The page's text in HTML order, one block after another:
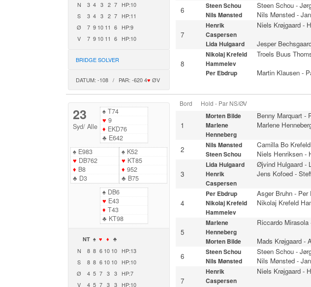
N 3 4 3 2 7
HP:10
S
3 4 3 2 7
HP:11
Ø
7 9 10 11 6
HP:9
V
7 9 10 11 6 HP:10
BRIDGE SOLVER
DATUM: -108 / PAR: -620 4♥ ØV
6 Steen Schou Steen Schou-
Nils Mønsted Nils Mønsted-
7
Henrik
Caspersen
Niels Krøjgaard-
Lida Hulgaard Jesper
8
Nikolaj Krefeld
Hammelev
Troels Buus
Per Ebdrup Martin Klausen-
23
Syd/Alle
♠T74
♥ 9
♦ EKD76
♣ E642
♠ E983
♥ DB762
♦ B8
♣ D3
♠K52
♥ KT85
♦ 952
♣ B75
♠DB6
♥ E43
♦ T43
♣ KT98
NT ♠ ♥ ♦ ♣
N 8 8 6 10 10
HP:13
S
8 8 6 10 10
HP:10
Ø
4 5 7 3 3
HP:7
V
4 5 7 3 3 HP:10
Bord Hold - Par NS/ØV
1
Morten Bilde Benny Marquart-
Marlene
Henneberg
Marlene
2 Nils Mønsted Camilla Bo Krefeld
Steen Schou Niels Henriksen-
3
Lida Hulgaard Øjvind Hulgaard-
Henrik
Caspersen
Jens Kofoed-
4
Per Ebdrup Asger Bruhn- Per
Nikolaj Krefeld
Hammelev
Nikolaj Krefeld
5
Marlene
Henneberg
Riccardo Mirasola
Morten Bilde Mads Krøjgaard-
6 Steen Schou Steen Schou-
Nils Mønsted Nils Mønsted-
7
Henrik
Caspersen
Niels Krøjgaard-